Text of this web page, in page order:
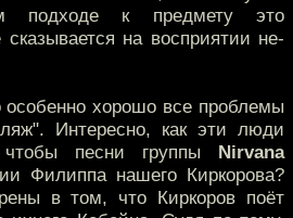
подходе к предмету это
сказывается на восприятии не-
особенно хорошо все проблемы
Интересно, как эти люди
песни группы Nirvana
Филиппа нашего Киркорова?
в том, что Киркоров поёт